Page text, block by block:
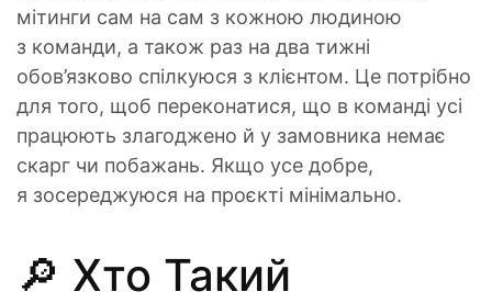
мітинги сам на сам з кожною людиною
з команди, а також раз на два тижні
обов’язково спілкуюся з клієнтом. Це потрібно
для того, щоб переконатися, що в команді усі
працюють злагоджено й у замовника немає
скарг чи побажань. Якщо усе добре,
я зосереджуюся на проєкті мінімально.
🔎 Хто Такий